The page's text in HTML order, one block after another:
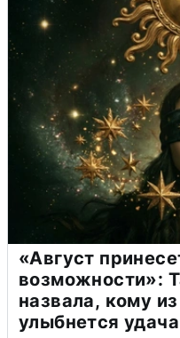
«Август
возможности»:
назвала, кому
улыбнется удача